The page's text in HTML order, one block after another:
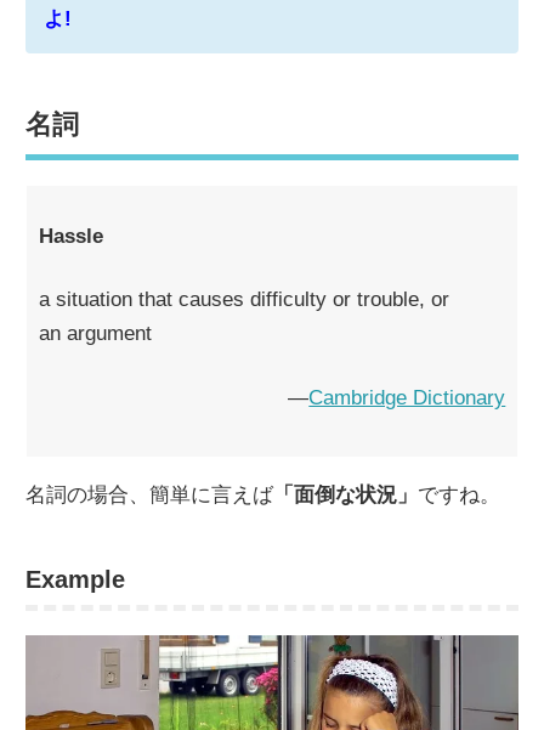
よ!
名詞
Hassle
a situation that causes difficulty or trouble, or
an argument
―Cambridge Dictionary
名詞の場合、簡単に言えば「面倒な状況」 ですね。
Example